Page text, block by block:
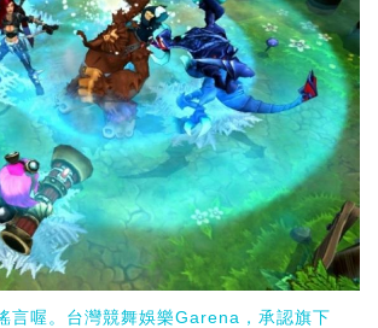
言喔。台灣競舞娛樂Garena，承認旗下